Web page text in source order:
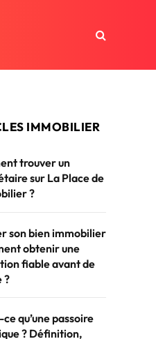
IMMOBILIER
trouver un
sur La Place de
?
son bien immobilier
obtenir une
fiable avant de
?
ce qu’une passoire
? Définition,